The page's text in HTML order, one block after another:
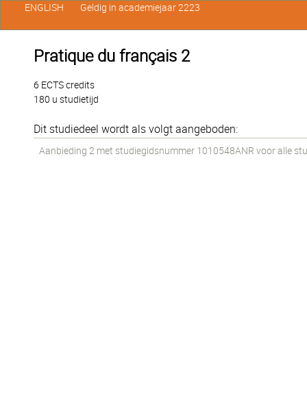
Pratique du français 2
6 ECTS credits
180 u studietijd
Dit studiedeel wordt als volgt aangeboden:
Aanbieding 2 met studiegidsnummer 1010548ANR voor alle
ENGLISH Geldig in academiejaar 2223